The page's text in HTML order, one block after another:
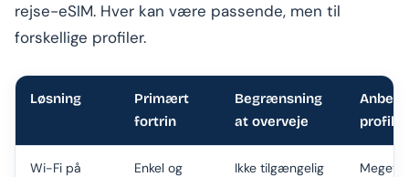
rejse-eSIM. Hver kan være passende, men til
forskellige profiler.
Løsning
Primært
fortrin
Begrænsning
at overveje
profil
Wi-Fi på
Enkel og
Ikke tilgængelig
Meget